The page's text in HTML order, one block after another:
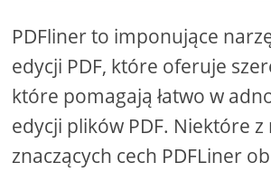
PDFliner to imponujące
edycji PDF, które oferuje
które pomagają łatwo w
edycji plików PDF. Niektóre
znaczących cech PDFLiner